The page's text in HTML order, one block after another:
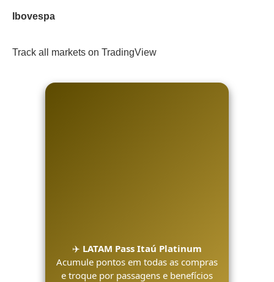
Ibovespa
Track all markets on TradingView
✈️ LATAM Pass Itaú Platinum
Acumule pontos em todas as compras
e troque por passagens e benefícios